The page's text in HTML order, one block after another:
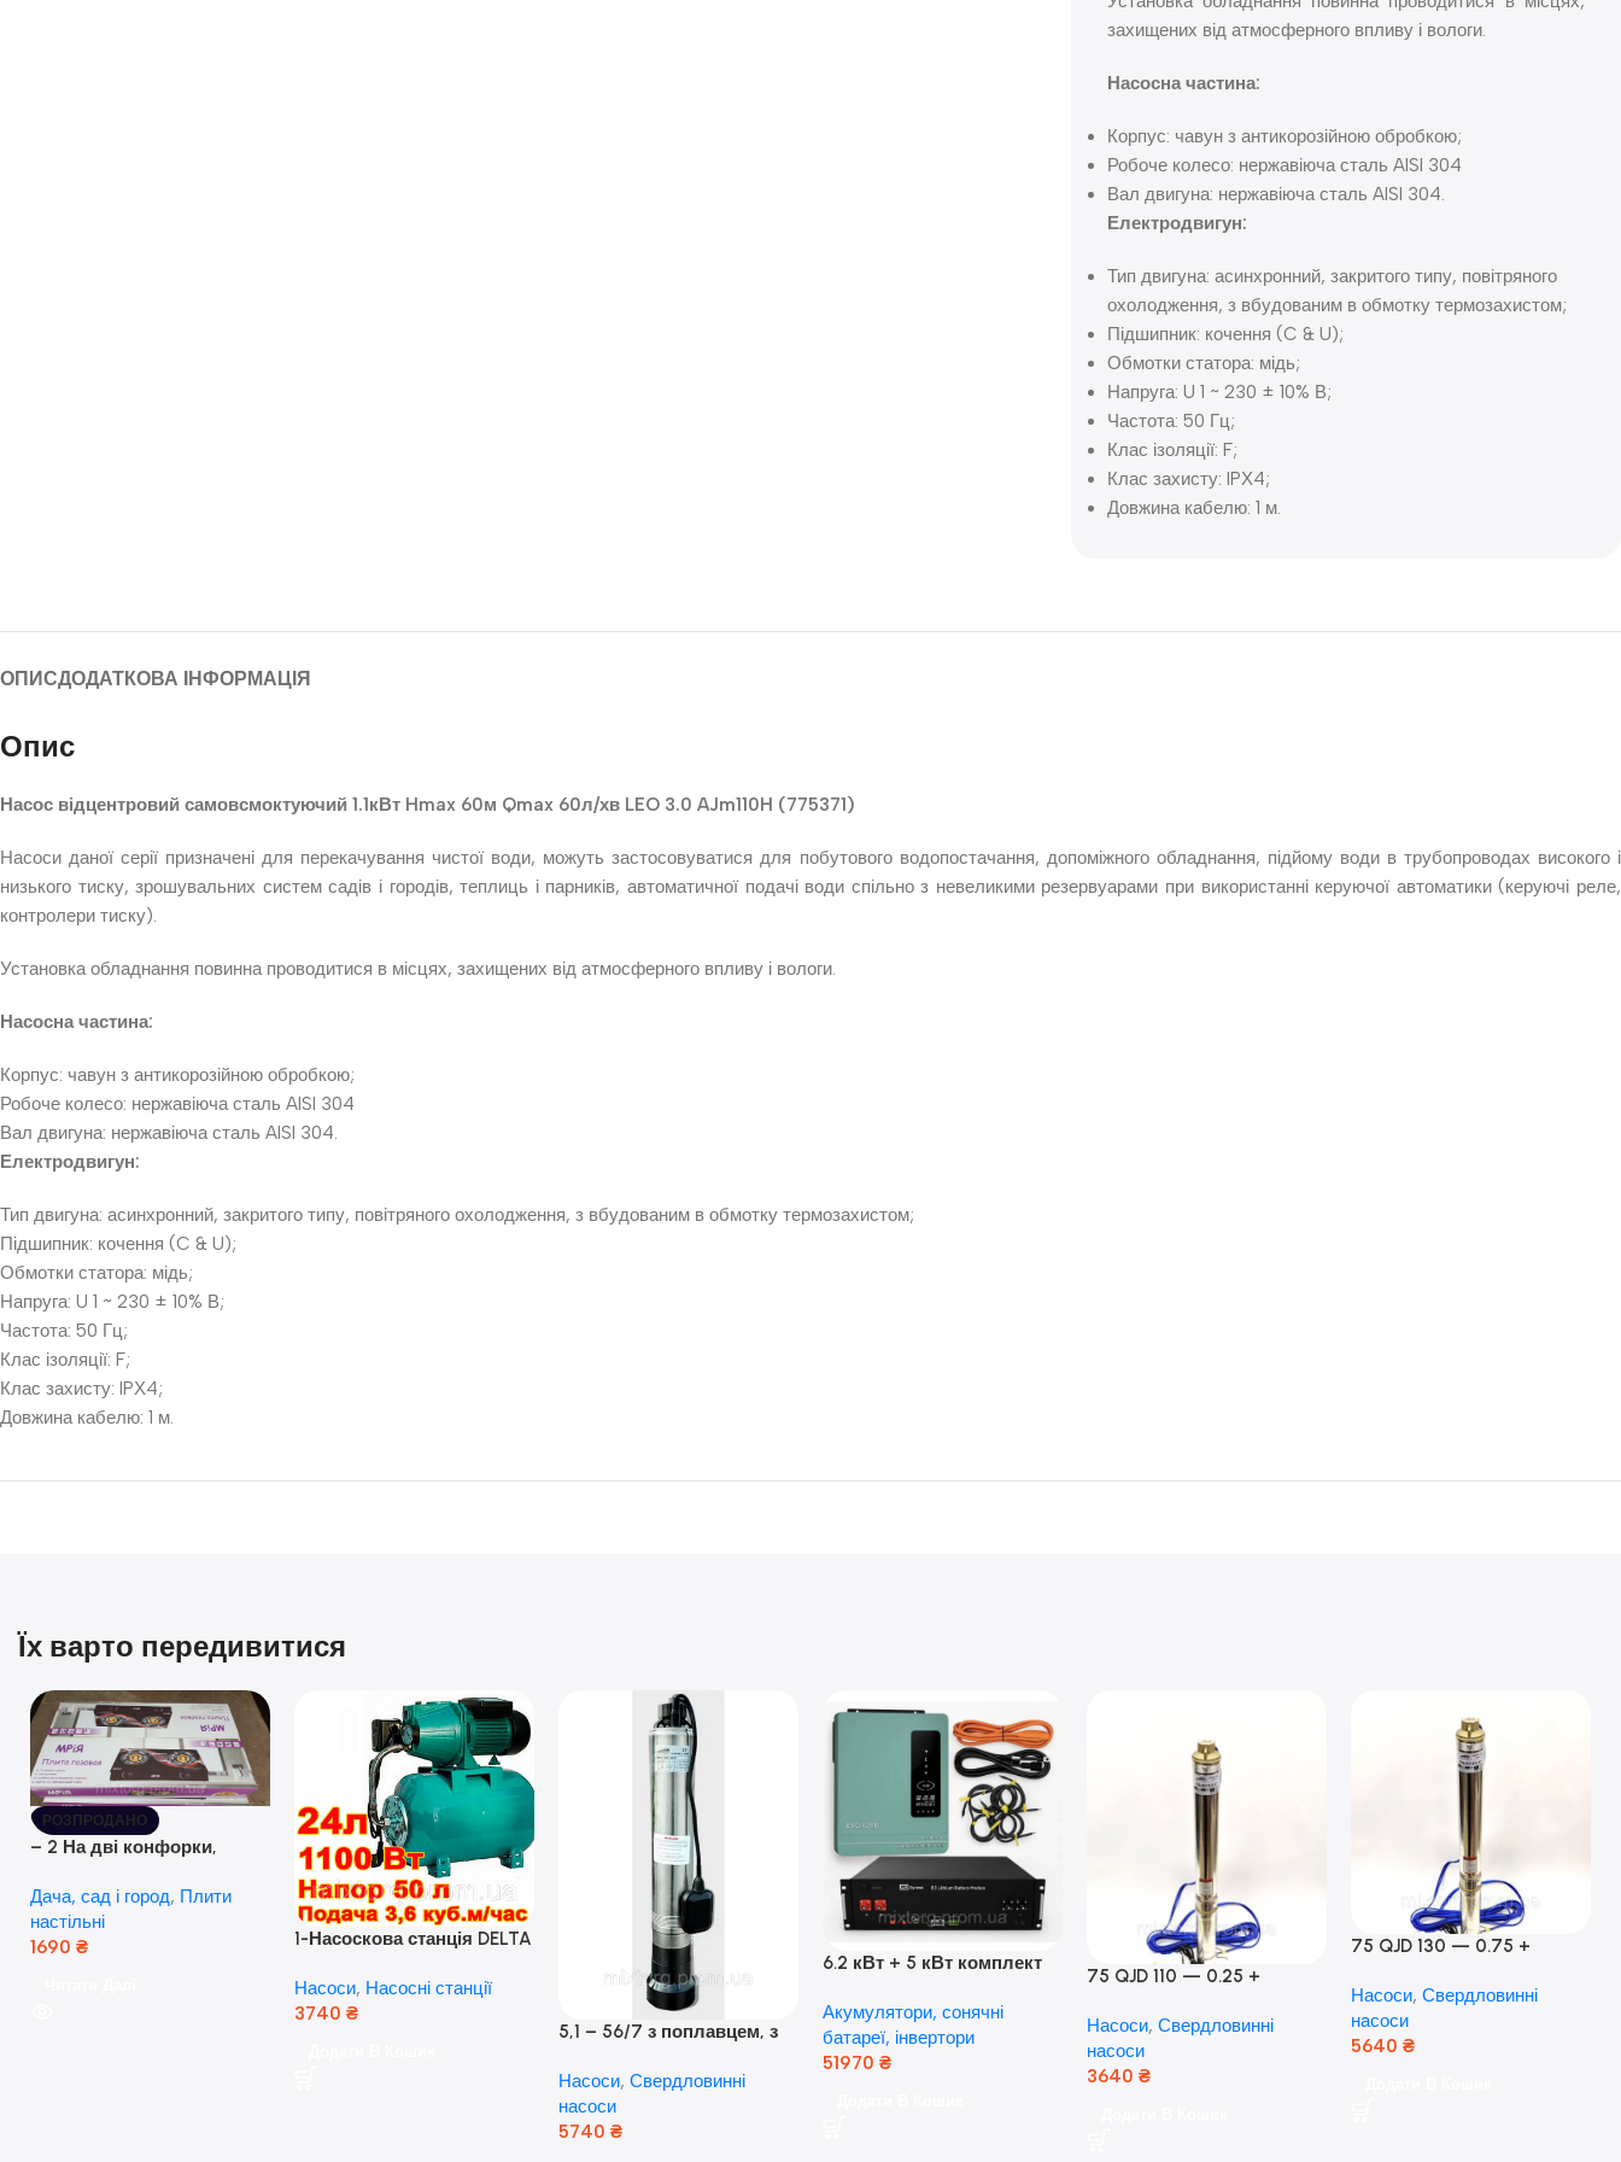
захищених від атмосферного впливу і вологи.
Насосна частина:
Корпус: чавун з антикорозійною обробкою;
Робоче колесо: нержавіюча сталь AISI 304
Вал двигуна: нержавіюча сталь AISI 304.
Електродвигун:
Тип двигуна: асинхронний, закритого типу, повітряного
охолодження, з вбудованим в обмотку термозахистом;
Підшипник: кочення (C & U);
Обмотки статора: мідь;
Напруга: U 1 ~ 230 ± 10% В;
Частота: 50 Гц;
Клас ізоляції: F;
Клас захисту: IPХ4;
Довжина кабелю: 1 м.
ОПИСДОДАТКОВА ІНФОРМАЦІЯ
Опис
Насос відцентровий самовсмоктуючий 1.1кВт Hmax 60м Qmax 60л/хв LEO 3.0 AJm110H (775371)
Насоси даної серії призначені для перекачування чистої води, можуть застосовуватися для побутового водопостачання, допоміжного обладнання, підйому води в трубопроводах високого і
низького тиску, зрошувальних систем садів і городів, теплиць і парників, автоматичної подачі води спільно з невеликими резервуарами при використанні керуючої автоматики (керуючі реле,
контролери тиску).
Установка обладнання повинна проводитися в місцях, захищених від атмосферного впливу і вологи.
Насосна частина:
Корпус: чавун з антикорозійною обробкою;
Робоче колесо: нержавіюча сталь AISI 304
Вал двигуна: нержавіюча сталь AISI 304.
Електродвигун:
Тип двигуна: асинхронний, закритого типу, повітряного охолодження, з вбудованим в обмотку термозахистом;
Підшипник: кочення (C & U);
Обмотки статора: мідь;
Напруга: U 1 ~ 230 ± 10% В;
Частота: 50 Гц;
Клас ізоляції: F;
Клас захисту: IPХ4;
Довжина кабелю: 1 м.
Їх варто передивитися
РОЗПРОДАНО
– 2 На дві конфорки,
розпалюванням.
Дача, сад і город, Плити
настільні
1690 ₴
1-Насоскова станція DELTA
кВт) ( Польща)
Насоси, Насосні станції
3740 ₴
5,1 – 56/7 з поплавцем, з
(оригінал Польща)
Насоси, Свердловинні
насоси
5740 ₴
6.2 кВт + 5 кВт комплект
Гібридний інвертор Anern
та акумулятор Dyness, 50А
Акумулятори, сонячні
батареї, інвертори
51970 ₴
75 QJD 110 — 0.25 +
Мідь!
Насоси, Свердловинні
насоси
3640 ₴
75 QJD 130 — 0.75 +
Насоси, Свердловинні
насоси
5640 ₴